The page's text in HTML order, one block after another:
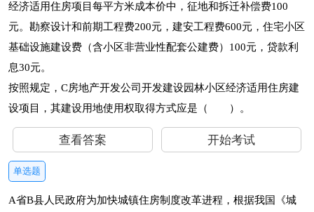
经济适用住房项目每平方米成本价中，征地和拆迁补偿费100
元。勘察设计和前期工程费200元，建安工程费600元，住宅小区
基础设施建设费（含小区非营业性配套公建费）100元，贷款利
息30元。
按照规定，C房地产开发公司开发建设园林小区经济适用住房建
设项目，其建设用地使用权取得方式应是（ ）。
查看答案 开始考试
单选题
A省B县人民政府为加快城镇住房制度改革进程，根据我国《城